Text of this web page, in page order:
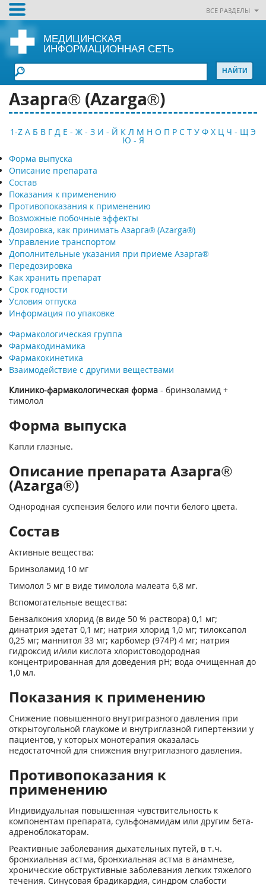
ВСЕ РАЗДЕЛЫ
МЕДИЦИНСКАЯ
ИНФОРМАЦИОННАЯ СЕТЬ
Азарга® (Azarga®)
1-Z А Б В Г Д Е - Ж - З И - Й К Л М Н О П Р С Т У Ф Х Ц Ч - Щ Э
Ю - Я
Форма выпуска
Описание препарата
Состав
Показания к применению
Противопоказания к применению
Возможные побочные эффекты
Дозировка, как принимать Азарга® (Azarga®)
Управление транспортом
Дополнительные указания при приеме Азарга®
Передозировка
Как хранить препарат
Срок годности
Условия отпуска
Информация по упаковке
Фармакологическая группа
Фармакодинамика
Фармакокинетика
Взаимодействие с другими веществами
Клинико-фармакологическая форма - бринзоламид +
тимолол
Форма выпуска
Капли глазные.
Описание препарата Азарга®
(Azarga®)
Однородная суспензия белого или почти белого цвета.
Состав
Активные вещества:
Бринзоламид 10 мг
Тимолол 5 мг в виде тимолола малеата 6,8 мг.
Вспомогательные вещества:
Бензалкония хлорид (в виде 50 % раствора) 0,1 мг;
динатрия эдетат 0,1 мг; натрия хлорид 1,0 мг; тилоксапол
0,25 мг; маннитол 33 мг; карбомер (974Р) 4 мг; натрия
гидроксид и/или кислота хлористоводородная
концентрированная для доведения pH; вода очищенная до
1,0 мл.
Показания к применению
Снижение повышенного внутригразного давления при
открытоугольной глаукоме и внутриглазной гипертензии у
пациентов, у которых монотерапия оказалась
недостаточной для снижения внутриглазного давления.
Противопоказания к
применению
Индивидуальная повышенная чувствительность к
компонентам препарата, сульфонамидам или другим бета-
адреноблокаторам.
Реактивные заболевания дыхательных путей, в т.ч.
бронхиальная астма, бронхиальная астма в анамнезе,
хронические обструктивные заболевания легких тяжелого
течения. Синусовая брадикардия, синдром слабости